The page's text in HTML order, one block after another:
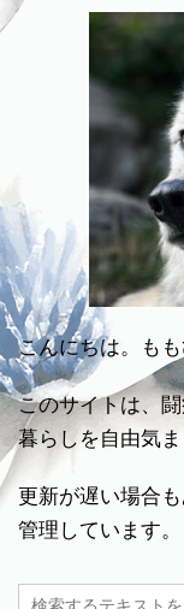
こんにちは。もも
このサイトは、
暮らしを自由気
更新が遅い場合
管理しています。